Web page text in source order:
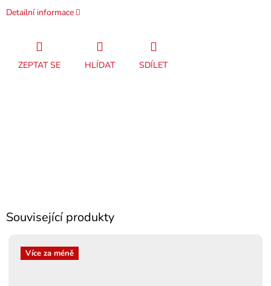
Detailní informace
ZEPTAT SE HLÍDAT SDÍLET
Související produkty
Více za méně